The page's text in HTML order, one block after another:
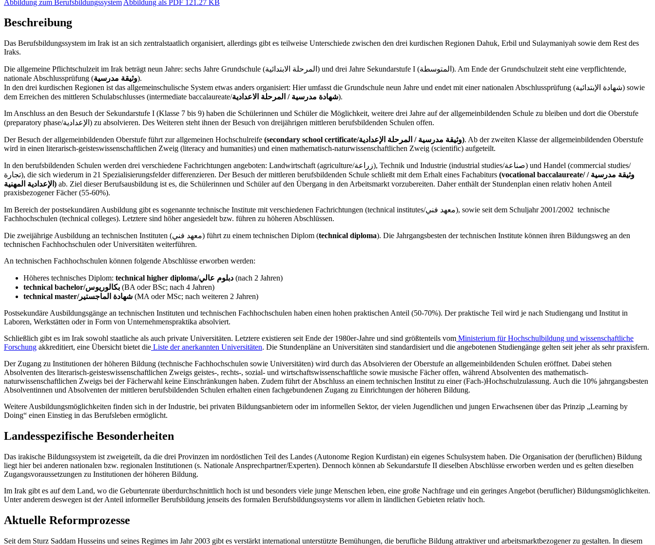
Abbildung zum Berufsbildungssystem Abbildung als PDF 121.27 KB
Beschreibung
Das Berufsbildungssystem im Irak ist an sich zentralstaatlich organisiert, allerdings gibt es teilweise Unterschiede zwischen den drei kurdischen Regionen Dahuk, Erbil und Sulaymaniyah sowie dem Rest des
Iraks.
Die allgemeine Pflichtschulzeit im Irak beträgt neun Jahre: sechs Jahre Grundschule (المرحلة الابتدائية) und drei Jahre Sekundarstufe I (المتوسطة). Am Ende der Grundschulzeit steht eine verpflichtende,
nationale Abschlussprüfung (وثيقة مدرسية).
In den drei kurdischen Regionen ist das allgemeinschulische System etwas anders organisiert: Hier umfasst die Grundschule neun Jahre und endet mit einer nationalen Abschlussprüfung (شهادة الإبتدائية) sowie
dem Erreichen des mittleren Schulabschlusses (intermediate baccalaureate/شهادة مدرسية / المرحلة الاعدادية).
Im Anschluss an den Besuch der Sekundarstufe I (Klasse 7 bis 9) haben die Schülerinnen und Schüler die Möglichkeit, weitere drei Jahre auf der allgemeinbildenden Schule zu bleiben und dort die Oberstufe
(preparatory phase/الإعدادية) zu absolvieren. Des Weiteren steht ihnen der Besuch von dreijährigen mittleren berufsbildenden Schulen offen.
Der Besuch der allgemeinbildenden Oberstufe führt zur allgemeinen Hochschulreife (secondary school certificate/وثيقة مدرسية / المرحلة الإعدادية). Ab der zweiten Klasse der allgemeinbildenden Oberstufe
wird in einen literarisch-geisteswissenschaftlichen Zweig (literacy and humanities) und einen mathematisch-naturwissenschaftlichen Zweig (scientific) aufgeteilt.
In den berufsbildenden Schulen werden drei verschiedene Fachrichtungen angeboten: Landwirtschaft (agriculture/زراعة), Technik und Industrie (industrial studies/صناعة) und Handel (commercial studies/
تجارة), die sich wiederum in 21 Spezialisierungsfelder differenzieren. Der Besuch der mittleren berufsbildenden Schule schließt mit dem Erhalt eines Fachabiturs
(vocational baccalaureate/ وثيقة مدرسية /
الإعدادية المهنية) ab. Ziel dieser Berufsausbildung ist es, die Schülerinnen und Schüler auf den Übergang in den Arbeitsmarkt vorzubereiten. Daher enthält der Stundenplan einen relativ hohen Anteil
praxisbezogener Fächer (55-60%).
Im Bereich der postsekundären Ausbildung gibt es sogenannte technische Institute mit verschiedenen Fachrichtungen (technical institutes/معهد فني), sowie seit dem Schuljahr 2001/2002 technische
Fachhochschulen (technical colleges). Letztere sind höher angesiedelt bzw. führen zu höheren Abschlüssen.
Die zweijährige Ausbildung an technischen Instituten (معهد فني) führt zu einem technischen Diplom (technical diploma). Die Jahrgangsbesten der technischen Institute können ihren Bildungsweg an den
technischen Fachhochschulen oder Universitäten weiterführen.
An technischen Fachhochschulen können folgende Abschlüsse erworben werden:
Höheres technisches Diplom: technical higher diploma/دبلوم عالي (nach 2 Jahren)
technical bachelor/بكالوريوس (BA oder BSc; nach 4 Jahren)
technical master/شهادة الماجستير (MA oder MSc; nach weiteren 2 Jahren)
Postsekundäre Ausbildungsgänge an technischen Instituten und technischen Fachhochschulen haben einen hohen praktischen Anteil (50-70%). Der praktische Teil wird je nach Studiengang und Institut in
Laboren, Werkstätten oder in Form von Unternehmenspraktika absolviert.
Schließlich gibt es im Irak sowohl staatliche als auch private Universitäten. Letztere existieren seit Ende der 1980er-Jahre und sind größtenteils vom Ministerium für Hochschulbildung und wissenschaftliche
Forschung akkreditiert, eine Übersicht bietet die Liste der anerkannten Universitäten. Die Stundenpläne an Universitäten sind standardisiert und die angebotenen Studiengänge gelten seit jeher als sehr praxisfern.
Der Zugang zu Institutionen der höheren Bildung (technische Fachhochschulen sowie Universitäten) wird durch das Absolvieren der Oberstufe an allgemeinbildenden Schulen eröffnet. Dabei stehen
Absolventen des literarisch-geisteswissenschaftlichen Zweigs geistes-, rechts-, sozial- und wirtschaftswissenschaftliche sowie musische Fächer offen, während Absolventen des mathematisch-
naturwissenschaftlichen Zweigs bei der Fächerwahl keine Einschränkungen haben. Zudem führt der Abschluss an einem technischen Institut zu einer (Fach-)Hochschulzulassung. Auch die 10% jahrgangsbesten
Absolventinnen und Absolventen der mittleren berufsbildenden Schulen erhalten einen fachgebundenen Zugang zu Einrichtungen der höheren Bildung.
Weitere Ausbildungsmöglichkeiten finden sich in der Industrie, bei privaten Bildungsanbietern oder im informellen Sektor, der vielen Jugendlichen und jungen Erwachsenen über das Prinzip „Learning by
Doing“ einen Einstieg in das Berufsleben ermöglicht.
Landesspezifische Besonderheiten
Das irakische Bildungssystem ist zweigeteilt, da die drei Provinzen im nordöstlichen Teil des Landes (Autonome Region Kurdistan) ein eigenes Schulsystem haben. Die Organisation der (beruflichen) Bildung
liegt hier bei anderen nationalen bzw. regionalen Institutionen (s. Nationale Ansprechpartner/Experten). Dennoch können ab Sekundarstufe II dieselben Abschlüsse erworben werden und es gelten dieselben
Zugangsvoraussetzungen zu Institutionen der höheren Bildung.
Im Irak gibt es auf dem Land, wo die Geburtenrate überdurchschnittlich hoch ist und besonders viele junge Menschen leben, eine große Nachfrage und ein geringes Angebot (beruflicher) Bildungsmöglichkeiten.
Unter anderem deswegen ist der Anteil informeller Berufsbildung jenseits des formalen Berufsbildungssystems vor allem in ländlichen Gebieten relativ hoch.
Aktuelle Reformprozesse
Seit dem Sturz Saddam Husseins und seines Regimes im Jahr 2003 gibt es verstärkt international unterstützte Bemühungen, die berufliche Bildung attraktiver und arbeitsmarktbezogener zu gestalten. In diesem